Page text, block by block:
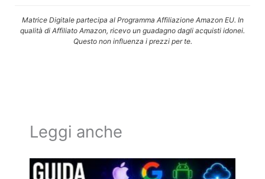
Matrice Digitale partecipa al Programma Affiliazione Amazon EU. In
qualità di Affiliato Amazon, ricevo un guadagno dagli acquisti idonei.
Questo non influenza i prezzi per te.
Leggi anche